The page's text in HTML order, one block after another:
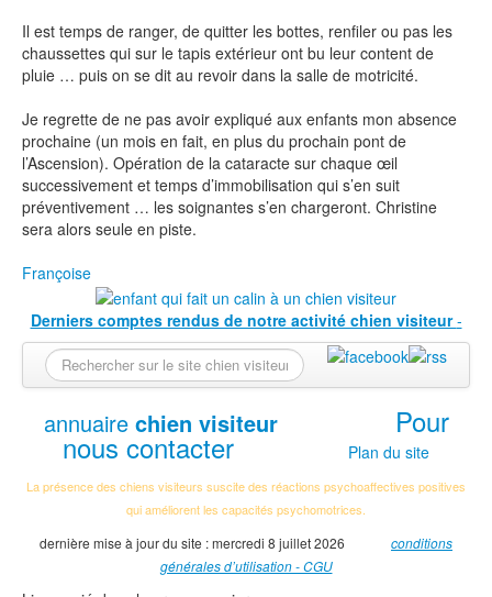
Il est temps de ranger, de quitter les bottes, renfiler ou pas les
chaussettes qui sur le tapis extérieur ont bu leur content de
pluie … puis on se dit au revoir dans la salle de motricité.
Je regrette de ne pas avoir expliqué aux enfants mon absence
prochaine (un mois en fait, en plus du prochain pont de
l’Ascension). Opération de la cataracte sur chaque œil
successivement et temps d’immobilisation qui s’en suit
préventivement … les soignantes s’en chargeront. Christine
sera alors seule en piste.
Françoise
Derniers comptes rendus de notre activité chien visiteur-
annuaire chien visiteur Pour
nous contacter Plan du site
La présence des chiens visiteurs suscite des réactions psychoaffectives positives
qui améliorent les capacités psychomotrices.
dernière mise à jour du site : mercredi 8 juillet 2026 conditions
générales d’utilisation - CGU